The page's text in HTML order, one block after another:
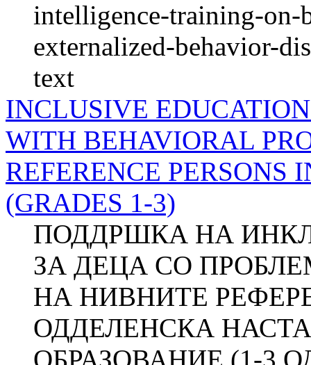
intelligence-training-
externalized-behavior-
text
INCLUSIVE
WITH BEHAVIORAL
REFERENCE PERSONS
(GRADES 1-3)
ПОДДРШКА НА
ЗА ДЕЦА СО
НА НИВНИТЕ
ОДДЕЛЕНСКА
ОБРАЗОВАНИЕ (1-3